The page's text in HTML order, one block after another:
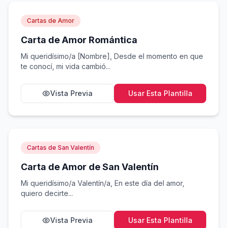
Cartas de Amor
Carta de Amor Romántica
Mi queridísimo/a [Nombre], Desde el momento en que
te conocí, mi vida cambió...
Vista Previa Usar Esta Plantilla
Cartas de San Valentín
Carta de Amor de San Valentín
Mi queridísimo/a Valentín/a, En este día del amor,
quiero decirte...
Vista Previa Usar Esta Plantilla